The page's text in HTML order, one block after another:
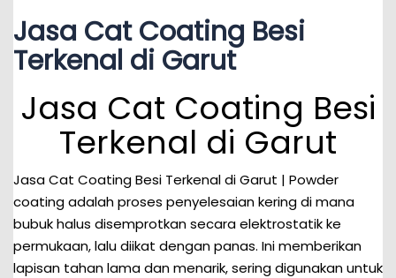
Jasa Cat Coating Besi
Terkenal di Garut
Jasa Cat Coating Besi
Terkenal di Garut
Jasa Cat Coating Besi Terkenal di Garut | Powder
coating adalah proses penyelesaian kering di mana
bubuk halus disemprotkan secara elektrostatik ke
permukaan, lalu diikat dengan panas. Ini memberikan
lapisan tahan lama dan menarik, sering digunakan untuk